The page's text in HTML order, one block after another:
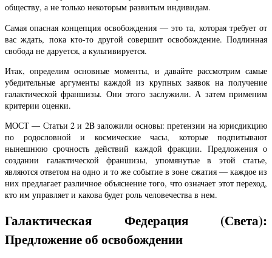
обществу, а не только некоторым развитым индивидам.
Самая опасная концепция освобождения — это та, которая требует от
вас ждать, пока кто-то другой совершит освобождение. Подлинная
свобода не даруется, а культивируется.
Итак, определим основные моменты, и давайте рассмотрим самые
убедительные аргументы каждой из крупных заявок на получение
галактической франшизы. Они этого заслужили. А затем применим
критерии оценки.
МОСТ — Статьи 2 и 2B заложили основы: претензии на юрисдикцию
по родословной и космические часы, которые подпитывают
нынешнюю срочность действий каждой фракции. Предложения о
создании галактической франшизы, упомянутые в этой статье,
являются ответом на одно и то же событие в зоне сжатия — каждое из
них предлагает различное объяснение того, что означает этот переход,
кто им управляет и какова будет роль человечества в нем.
Галактическая Федерация (Света):
Предложение об освобождении